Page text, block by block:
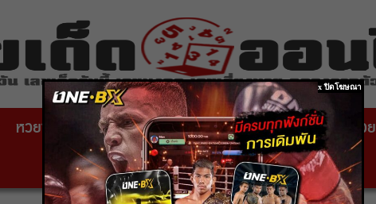
หวยซอง หวยไทยรัฐ เลขเด็ดหวยดัง สถานที่ขอหวย
หวยหุ้นสด
x ปิดโฆษณา